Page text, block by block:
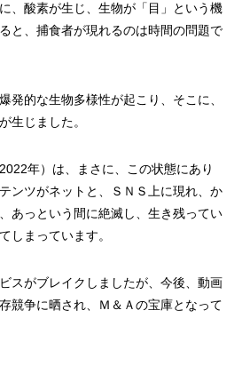
、酸素が生じ、生物が「目」という機
と、捕食者が現れるのは時間の問題で
発的な生物多様性が起こり、そこに、
生じました。
年）は、まさに、この状態にあり
ンツがネットと、ＳＮＳ上に現れ、か
あっという間に絶滅し、生き残ってい
しまっています。
スがブレイクしましたが、今後、動画
競争に晒され、Ｍ＆Ａの宝庫となって